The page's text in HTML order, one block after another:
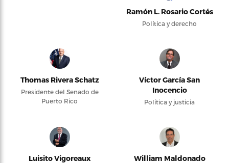
Ramón L. Rosario Cortés
Política y derecho
Thomas Rivera Schatz
Presidente del Senado de
Puerto Rico
Víctor García San
Inocencio
Política y justicia
Luisito Vigoreaux William Maldonado